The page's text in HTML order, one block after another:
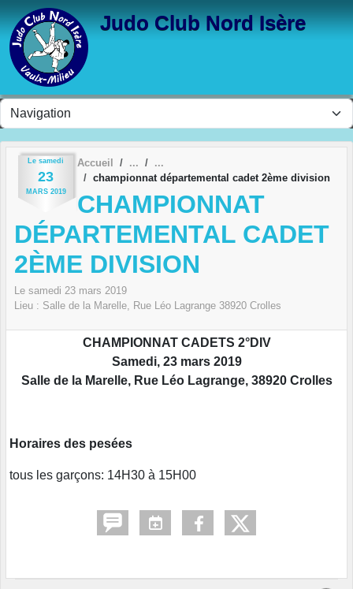
Judo Club Nord Isère
Le samedi
23
MARS 2019
Accueil
championnat départemental cadet 2ème division
CHAMPIONNAT
DÉPARTEMENTAL CADET
2ÈME DIVISION
Le samedi 23 mars 2019
Lieu : Salle de la Marelle, Rue Léo Lagrange 38920 Crolles
CHAMPIONNAT CADETS 2°DIV
Samedi, 23 mars 2019
Salle de la Marelle, Rue Léo Lagrange, 38920 Crolles
Horaires des pesées
tous les garçons: 14H30 à 15H00
Panneau de gestion des cookies